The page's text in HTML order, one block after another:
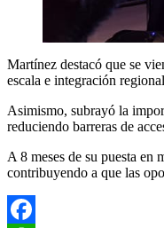
Martínez destacó que se
escala e integración
Asimismo, subrayó la
reduciendo barreras de
A 8 meses de su puesta
contribuyendo a que las